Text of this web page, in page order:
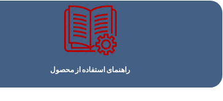
راهنمای استفاده از محصول